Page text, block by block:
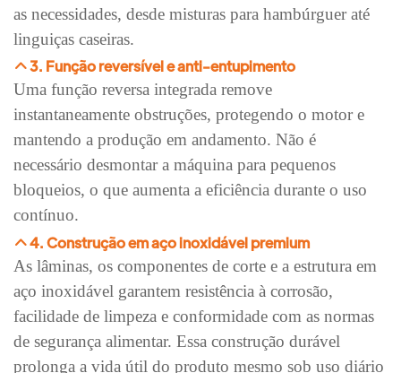
as necessidades, desde misturas para hambúrguer até
linguiças caseiras.
3. Função reversível e anti-entupimento
Uma função reversa integrada remove
instantaneamente obstruções, protegendo o motor e
mantendo a produção em andamento. Não é
necessário desmontar a máquina para pequenos
bloqueios, o que aumenta a eficiência durante o uso
contínuo.
4. Construção em aço inoxidável premium
As lâminas, os componentes de corte e a estrutura em
aço inoxidável garantem resistência à corrosão,
facilidade de limpeza e conformidade com as normas
de segurança alimentar. Essa construção durável
prolonga a vida útil do produto mesmo sob uso diário